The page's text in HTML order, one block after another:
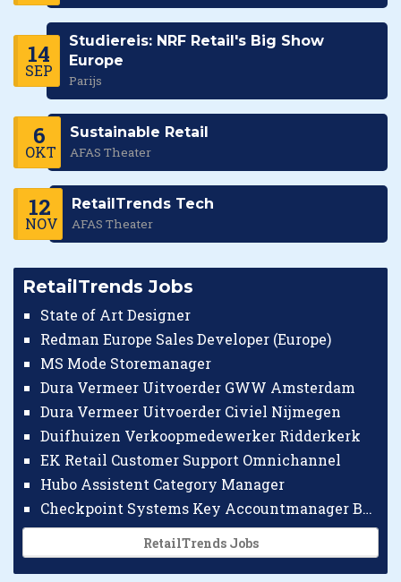
14
SEP
Studiereis: NRF Retail's Big Show
Europe
Parijs
6
OKT
Sustainable Retail
AFAS Theater
12
NOV
RetailTrends Tech
AFAS Theater
RetailTrends Jobs
State of Art Designer
Redman Europe Sales Developer (Europe)
MS Mode Storemanager
Dura Vermeer Uitvoerder GWW Amsterdam
Dura Vermeer Uitvoerder Civiel Nijmegen
Duifhuizen Verkoopmedewerker Ridderkerk
EK Retail Customer Support Omnichannel
Hubo Assistent Category Manager
Checkpoint Systems Key Accountmanager Benelux
RetailTrends Jobs